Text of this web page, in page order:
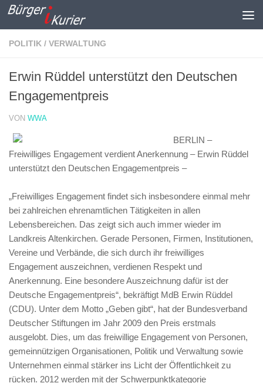
Zum Inhalt springen
POLITIK / VERWALTUNG
Erwin Rüddel unterstützt den Deutschen
Engagementpreis
VON WWA
BERLIN –
Freiwilliges Engagement verdient Anerkennung – Erwin Rüddel
unterstützt den Deutschen Engagementpreis –
„Freiwilliges Engagement findet sich insbesondere einmal mehr
bei zahlreichen ehrenamtlichen Tätigkeiten in allen
Lebensbereichen. Das zeigt sich auch immer wieder im
Landkreis Altenkirchen. Gerade Personen, Firmen, Institutionen,
Vereine und Verbände, die sich durch ihr freiwilliges
Engagement auszeichnen, verdienen Respekt und
Anerkennung. Eine besondere Auszeichnung dafür ist der
Deutsche Engagementpreis“, bekräftigt MdB Erwin Rüddel
(CDU). Unter dem Motto „Geben gibt“, hat der Bundesverband
Deutscher Stiftungen im Jahr 2009 den Preis erstmals
ausgelobt. Dies, um das freiwillige Engagement von Personen,
gemeinnützigen Organisationen, Politik und Verwaltung sowie
Unternehmen einmal stärker ins Licht der Öffentlichkeit zu
rücken. 2012 werden mit der Schwerpunktkategorie